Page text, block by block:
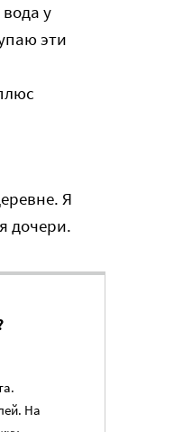
у
эти
Я
дочери.
На